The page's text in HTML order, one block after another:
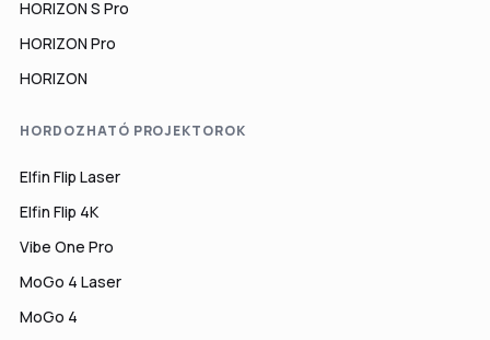
HORIZON S Pro
HORIZON Pro
HORIZON
HORDOZHATÓ PROJEKTOROK
Elfin Flip Laser
Elfin Flip 4K
Vibe One Pro
MoGo 4 Laser
MoGo 4